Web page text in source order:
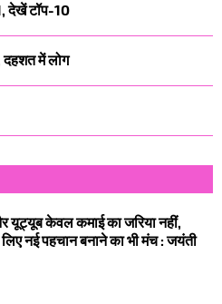
देखें टॉप-10
में लोग
यूट्यूब केवल कमाई का जरिया नहीं,
नई पहचान बनाने का भी मंच : जयंती